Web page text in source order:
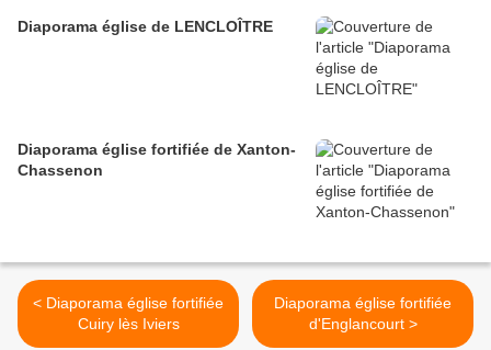
Diaporama église de LENCLOÎTRE
Diaporama église fortifiée de Xanton-
Chassenon
< Diaporama église fortifiée
Cuiry lès Iviers
Diaporama église fortifiée
d'Englancourt >